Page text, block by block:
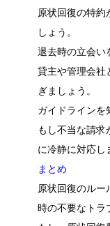
原状回復の特約
しょう。
退去時の立会い
貸主や管理会社
ぎましょう。
ガイドラインを
もし不当な請
に冷静に対応し
まとめ
原状回復のル
時の不要なトラ